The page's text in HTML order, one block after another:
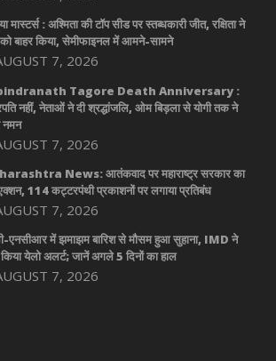
मास्टर्स : अश्मिता की टॉप सीड पर स्तब्धकारी जीत, रक्षिता ने
को बाहर किया, सेमीफाइनल में आमने-सामने
7, 2026
Tagore Death Anniversary :
नहीं, नेताओं ने दी श्रद्धांजलि, ओम बिड़ला से योगी तक ने
नमन
7, 2026
News: आतंकवाद पर महाराष्ट्र सरकार का
114 कट्टरपंथी प्रकाशनों पर लगाया प्रतिबंध
7, 2026
एनसीआर में झमाझम बारिश से मौसम हुआ सुहाना, IMD ने
किया येलो अलर्ट; जानें अगले 5 दिनों का हाल
7, 2026